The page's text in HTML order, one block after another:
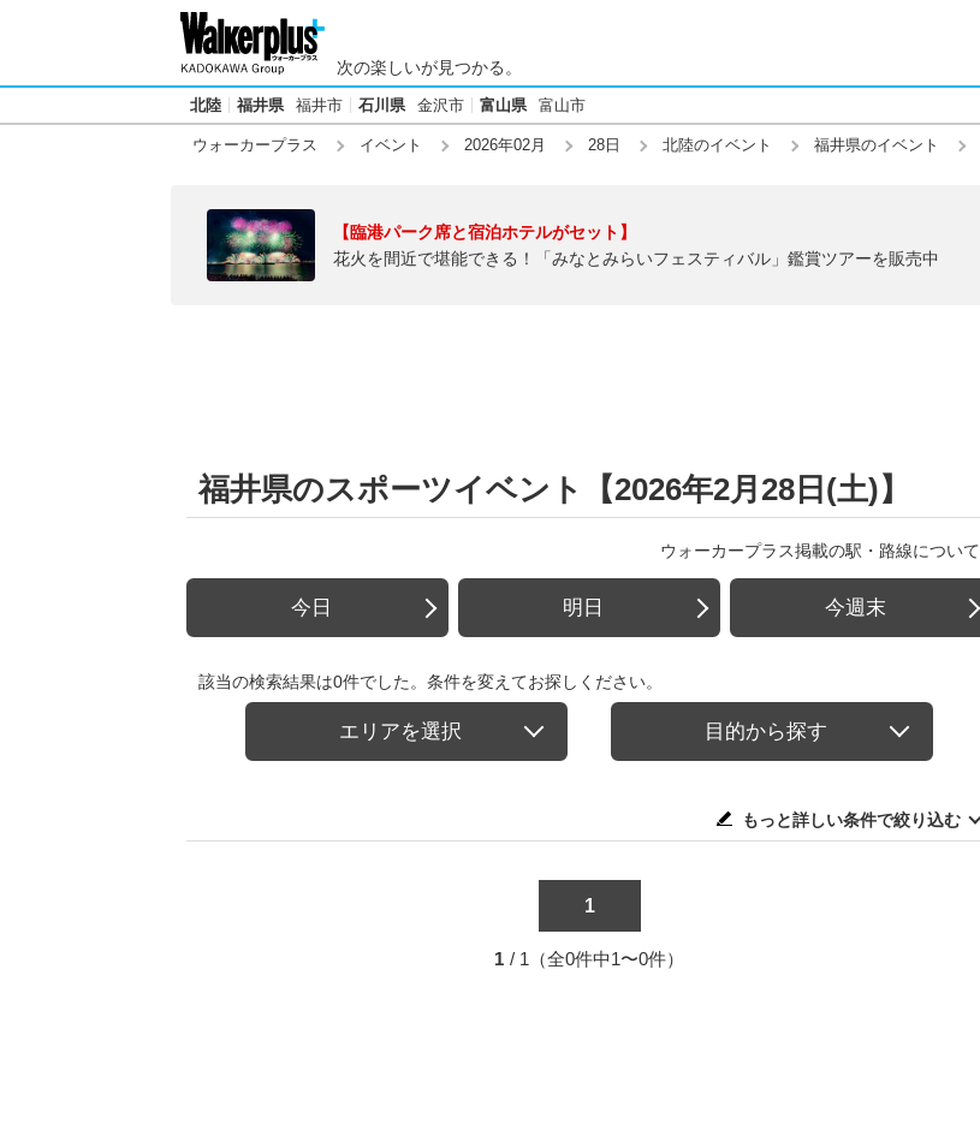
次の楽しいが見つかる。
北陸 福井県 福井市 石川県 金沢市 富山県 富山市
ウォーカープラス イベント 2026年02月 28日 北陸のイベント 福井県のイベント
【臨港パーク席と宿泊ホテルがセット】
花火を間近で堪能できる！「みなとみらいフェスティバル」鑑賞ツアーを販売中
福井県のスポーツイベント【2026年2月28日(土)】
ウォーカープラス掲載の駅・路線について
今日 明日 今週末
該当の検索結果は0件でした。条件を変えてお探しください。
エリアを選択 目的から探す
もっと詳しい条件で絞り込む
1
1 / 1（全0件中1〜0件）